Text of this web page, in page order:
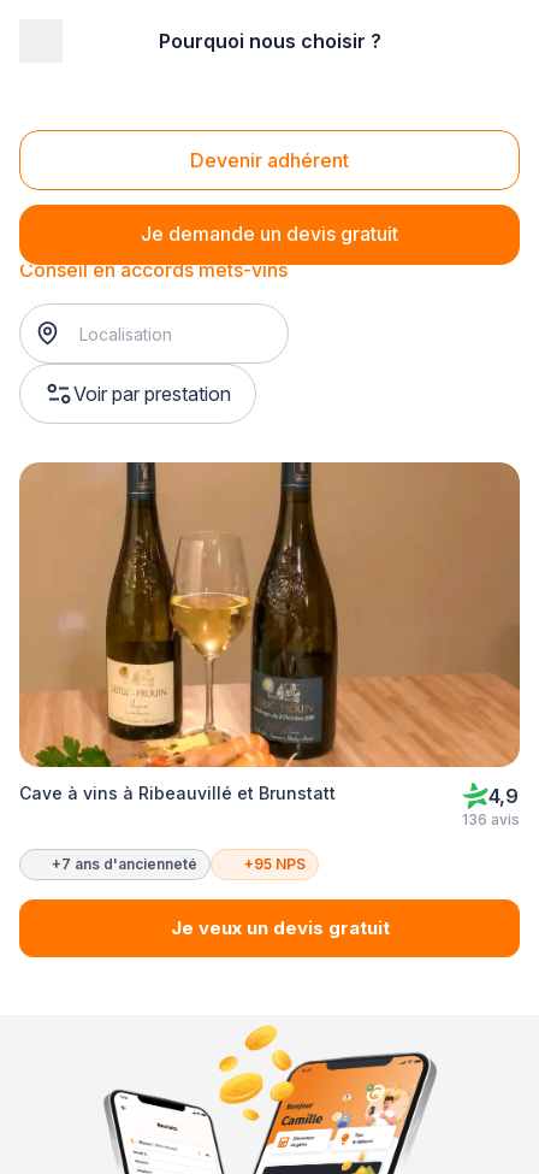
Pourquoi nous choisir ?
Devenir adhérent
Je demande un devis gratuit
Conseil en accords mets-vins
Conseil en accords mets-vins
Voir par prestation
Cave à vins à Ribeauvillé et Brunstatt 4,9
136 avis
+7 ans d'ancienneté +95 NPS
Je veux un devis gratuit